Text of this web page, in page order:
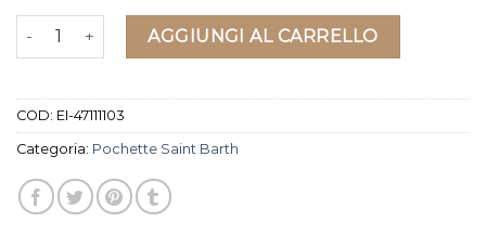
pochette saint barth quantitàAGGIUNGI AL CARRELLO
COD: EI-47111103
Categoria: Pochette Saint Barth